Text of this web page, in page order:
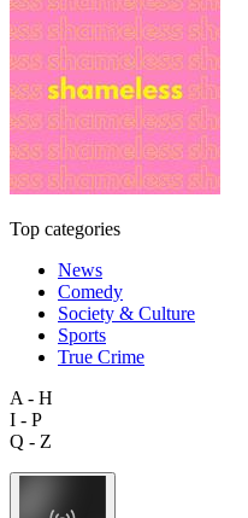
Top categories
News
Comedy
Society & Culture
Sports
True Crime
A - H
I - P
Q - Z